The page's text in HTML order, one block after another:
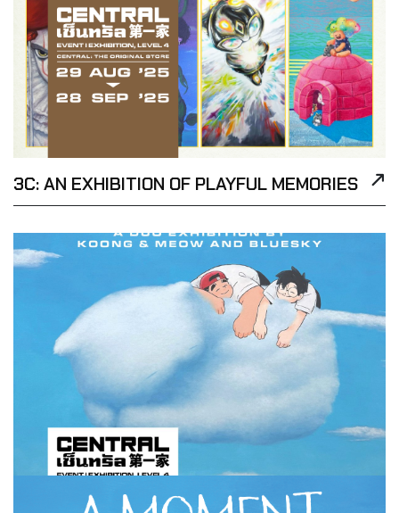
3C: AN EXHIBITION OF PLAYFUL MEMORIES